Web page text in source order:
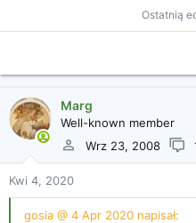
Ostatnią
Marg
Well-known member
Wrz 23, 2008
Kwi 4, 2020
gosia @ 4 Apr 2020 napisał: